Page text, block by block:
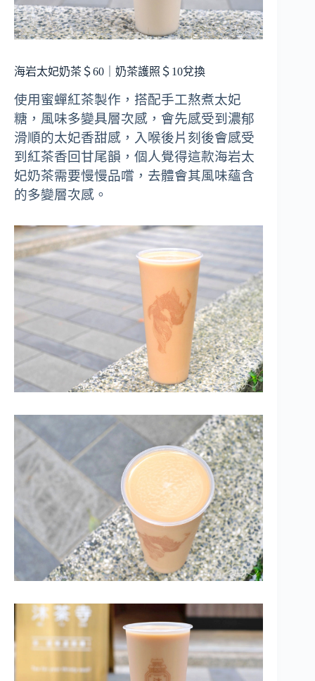
海岩太妃奶茶＄60｜奶茶護照＄10兌換
使用蜜蟬紅茶製作，搭配手工熬煮太妃
糖，風味多變具層次感，會先感受到濃郁
滑順的太妃香甜感，入喉後片刻後會感受
到紅茶香回甘尾韻，個人覺得這款海岩太
妃奶茶需要慢慢品嚐，去體會其風味蘊含
的多變層次感。